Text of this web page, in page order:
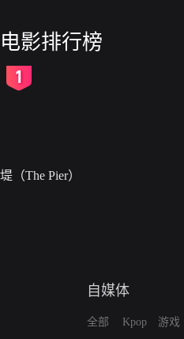
电影排行榜
堤（The Pier）
自媒体
全部
Kpop
游戏